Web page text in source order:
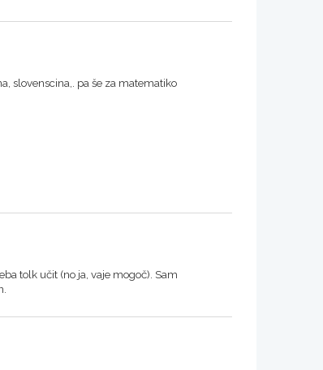
slovenscina,. pa še za matematiko
tolk učit (no ja, vaje mogoč). Sam